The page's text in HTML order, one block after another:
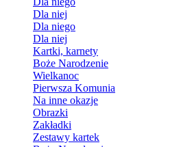
Dla niej
Dla niego
Dla niej
Kartki, karnety
Boże Narodzenie
Wielkanoc
Pierwsza Komunia
Na inne okazje
Obrazki
Zakładki
Zestawy kartek